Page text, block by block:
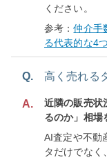
ください。
参考：仲介手
る代表的な4
Q. 高く売れる
A.
近隣の販売状
るのか」相場
AI査定や不動
タだけでなく